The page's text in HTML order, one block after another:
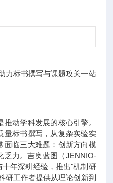
力标书撰写与课题攻关一站
动学科发展的核心引擎。
量标书撰写，从复杂实验实
面临三大难题：创新方向模
乏力。吉奥蓝图（JENNIO-
年深耕经验，推出"机制研
研工作者提供从理论创新到